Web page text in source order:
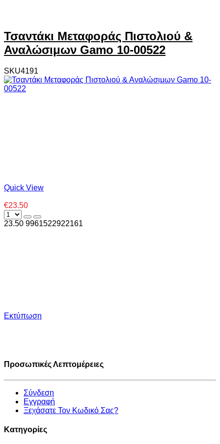
Τσαντάκι Μεταφοράς Πιστολιού &
Αναλώσιμων Gamo 10-00522
SKU4191
Quick View
€23.50
23.50 9961522922161
Εκτύπωση
Προσωπικές Λεπτομέρειες
Σύνδεση
Εγγραφή
Ξεχάσατε Τον Κωδικό Σας?
Κατηγορίες